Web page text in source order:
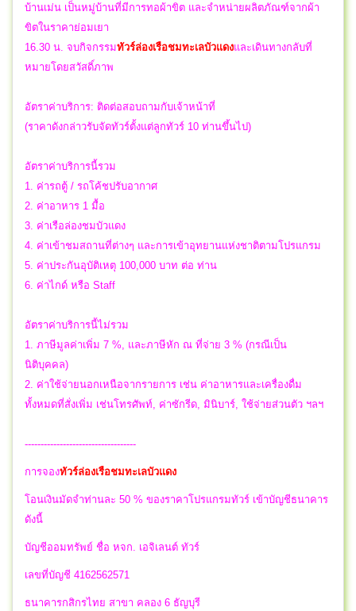
บ้านเม่น เป็นหมู่บ้านที่มีการทอผ้าขิต และจำหน่ายผลิตภัณฑ์จากผ้า
ขิตในราคาย่อมเยา
16.30 น. จบกิจกรรมทัวร์ล่องเรือชมทะเลบัวแดงและเดินทางกลับที่
หมายโดยสวัสดิ์ภาพ
อัตราค่าบริการ: ติดต่อสอบถามกับเจ้าหน้าที่
(ราคาดังกล่าวรับจัดทัวร์ตั้งแต่ลูกทัวร์ 10 ท่านขึ้นไป)
อัตราค่าบริการนี้รวม
1. ค่ารถตู้ / รถโค้ชปรับอากาศ
2. ค่าอาหาร 1 มื้อ
3. ค่าเรือล่องชมบัวแดง
4. ค่าเข้าชมสถานที่ต่างๆ และการเข้าอุทยานแห่งชาติตามโปรแกรม
5. ค่าประกันอุบัติเหตุ 100,000 บาท ต่อ ท่าน
6. ค่าไกด์ หรือ Staff
อัตราค่าบริการนี้ไม่รวม
1. ภาษีมูลค่าเพิ่ม 7 %, และภาษีหัก ณ ที่จ่าย 3 % (กรณีเป็น
นิติบุคคล)
2. ค่าใช้จ่ายนอกเหนือจากรายการ เช่น ค่าอาหารและเครื่องดื่ม
ทั้งหมดที่สั่งเพิ่ม เช่นโทรศัพท์, ค่าซักรีด, มินิบาร์, ใช้จ่ายส่วนตัว ฯลฯ
-----------------------------------
การจองทัวร์ล่องเรือชมทะเลบัวแดง
โอนเงินมัดจำท่านละ 50 % ของราคาโปรแกรมทัวร์ เข้าบัญชีธนาคาร
ดังนี้
บัญชีออมทรัพย์ ชื่อ หจก. เอจิเลนต์ ทัวร์
เลขที่บัญชี 4162562571
ธนาคารกสิกรไทย สาขา คลอง 6 ธัญบุรี